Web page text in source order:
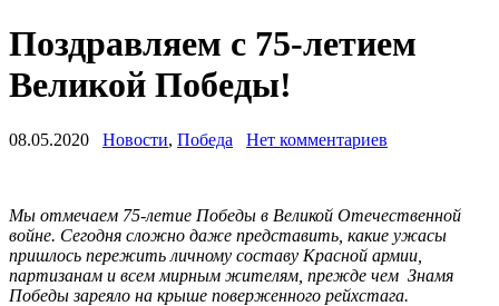
Поздравляем с 75-летием
Великой Победы!
08.05.2020 Новости, Победа Нет комментариев
Мы отмечаем 75-летие Победы в Великой Отечественной
войне. Сегодня сложно даже представить, какие ужасы
пришлось пережить личному составу Красной армии,
партизанам и всем мирным жителям, прежде чем Знамя
Победы зареяло на крыше поверженного рейхстага.